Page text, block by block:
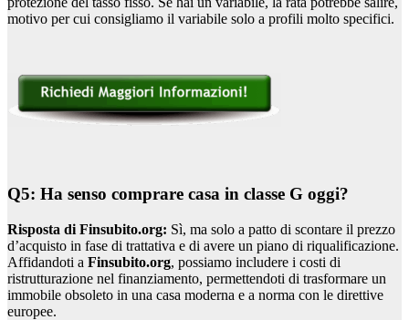
motivo per cui consigliamo il variabile solo a profili molto specifici.
Q5: Ha senso comprare casa in classe G oggi?
Risposta di Finsubito.org: Sì, ma solo a patto di scontare il prezzo
d’acquisto in fase di trattativa e di avere un piano di riqualificazione.
Affidandoti a Finsubito.org, possiamo includere i costi di
ristrutturazione nel finanziamento, permettendoti di trasformare un
immobile obsoleto in una casa moderna e a norma con le direttive
europee.